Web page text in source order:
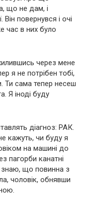
що не дам, і
повернувся і очі
час в них було
через мене
я не потрібен тобі,
Ти сама тепер несеш
Я іноді буду
діагноз: РАК.
кажуть, чи буду я
на машині до
пагорби канатні
знаю, що повинна з
чоловік, обнявши